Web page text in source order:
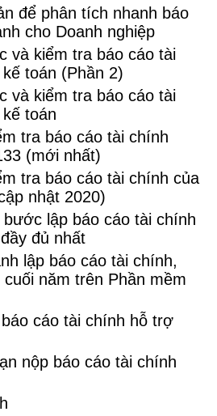
để phân tích nhanh báo
cho Doanh nghiệp
và kiểm tra báo cáo tài
toán (Phần 2)
và kiểm tra báo cáo tài
toán
tra báo cáo tài chính
(mới nhất)
tra báo cáo tài chính của
nhật 2020)
lập báo cáo tài chính
đủ nhất
lập báo cáo tài chính,
năm trên Phần mềm
cáo tài chính hỗ trợ
nộp báo cáo tài chính